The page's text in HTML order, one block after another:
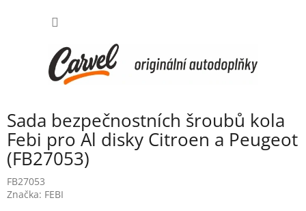
Sada bezpečnostních šroubů kola
Febi pro Al disky Citroen a Peugeot
(FB27053)
FB27053
Značka: FEBI